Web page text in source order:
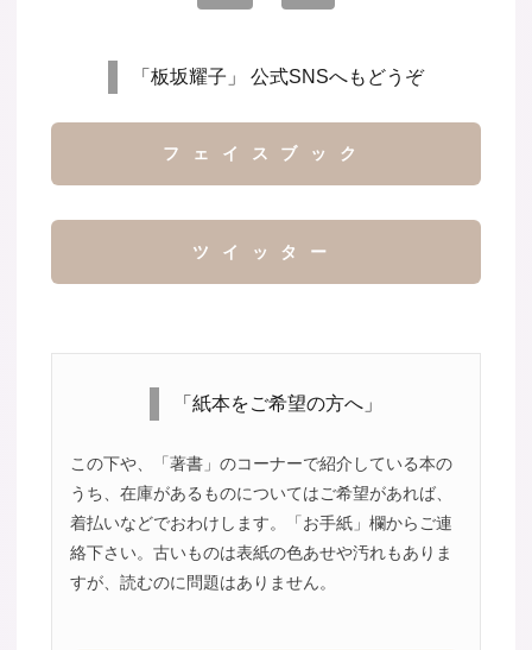
「板坂耀子」 公式SNSへもどうぞ
フェイスブック
ツイッター
「紙本をご希望の方へ」
この下や、「著書」のコーナーで紹介している本の
うち、在庫があるものについてはご希望があれば、
着払いなどでおわけします。「お手紙」欄からご連
絡下さい。古いものは表紙の色あせや汚れもありま
すが、読むのに問題はありません。